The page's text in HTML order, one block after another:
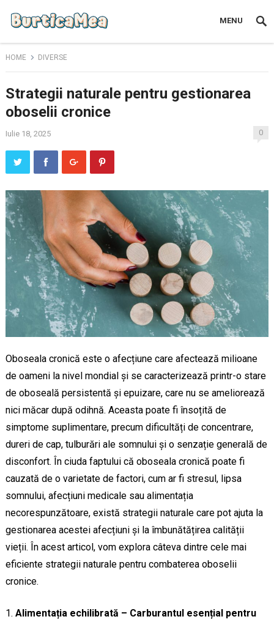
MENU
HOME DIVERSE
Strategii naturale pentru gestionarea
oboselii cronice
Iulie 18, 2025 0
Oboseala cronică este o afecțiune care afectează milioane
de oameni la nivel mondial și se caracterizează printr-o stare
de oboseală persistentă și epuizare, care nu se ameliorează
nici măcar după odihnă. Aceasta poate fi însoțită de
simptome suplimentare, precum dificultăți de concentrare,
dureri de cap, tulburări ale somnului și o senzație generală de
disconfort. În ciuda faptului că oboseala cronică poate fi
cauzată de o varietate de factori, cum ar fi stresul, lipsa
somnului, afecțiuni medicale sau alimentația
necorespunzătoare, există strategii naturale care pot ajuta la
gestionarea acestei afecțiuni și la îmbunătățirea calității
vieții. În acest articol, vom explora câteva dintre cele mai
eficiente strategii naturale pentru combaterea oboselii
cronice.
Alimentația echilibrată – Carburantul esențial pentru